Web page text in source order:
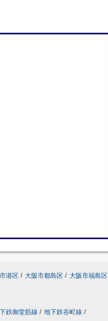
港区 / 大阪市都島区 / 大阪市福島区
鉄御堂筋線 / 地下鉄谷町線 /